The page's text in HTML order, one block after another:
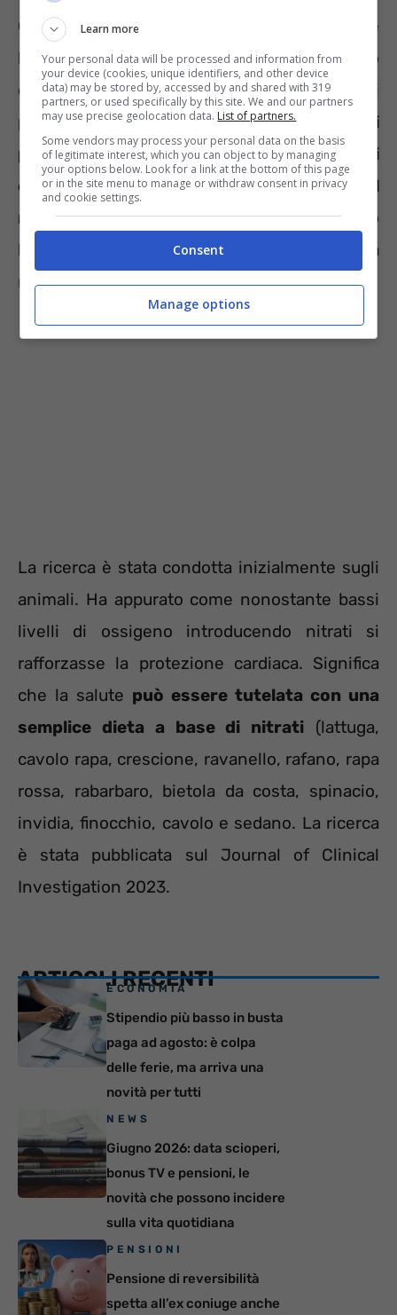
Compito dei globuli rossi è di trasportare
l’ossigeno dai polmoni alle cellule del nostro
corso e l’anidride carbonica dalle cellule ai
polmoni. Parallelamentei globuli rossi
proteggono l’organismo da lesioni
cardiache provocate dall’infarto del
miocardio. La protezione aumenta, secondo
lo studio, nelle persone che mangiano molta
rucola e verdure a foglie verdi.
La ricerca è stata condotta inizialmente sugli
animali. Ha appurato come nonostante bassi
livelli di ossigeno introducendo nitrati si
rafforzasse la protezione cardiaca. Significa
che la salute può essere tutelata con una
semplice dieta a base di nitrati (lattuga,
cavolo rapa, crescione, ravanello, rafano, rapa
rossa, rabarbaro, bietola da costa, spinacio,
invidia, finocchio, cavolo e sedano. La ricerca
è stata pubblicata sul Journal of Clinical
Investigation 2023.
ARTICOLI RECENTI
ECONOMIA
Stipendio più basso in busta
paga ad agosto: è colpa
delle ferie, ma arriva una
novità per tutti
NEWS
Giugno 2026: data scioperi,
bonus TV e pensioni, le
novità che possono incidere
sulla vita quotidiana
PENSIONI
Pensione di reversibilità
spetta all’ex coniuge anche
Learn more
Your personal data will be processed and information from
your device (cookies, unique identifiers, and other device
data) may be stored by, accessed by and shared with 319
partners, or used specifically by this site. We and our partners
may use precise geolocation data. List of partners.
Some vendors may process your personal data on the basis
of legitimate interest, which you can object to by managing
your options below. Look for a link at the bottom of this page
or in the site menu to manage or withdraw consent in privacy
and cookie settings.
Consent
Manage options